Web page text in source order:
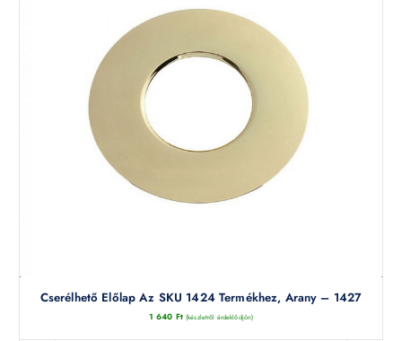
Cserélhető Előlap Az SKU 1424 Termékhez, Arany – 1427
1 640 Ft (készletről érdeklődjön)